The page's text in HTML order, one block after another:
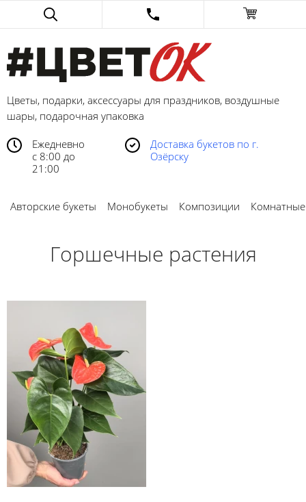
Цветы, подарки, аксессуары для праздников, воздушные
шары, подарочная упаковка
Ежедневно
с 8:00 до
21:00
Доставка букетов по г.
Озёрску
Авторские букеты Монобукеты Композиции
Горшечные растения